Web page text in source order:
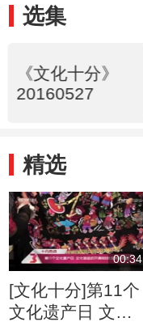
选集
《文化十分》
20160527
精选
00:34
[文化十分]第11个
文化遗产日 文化